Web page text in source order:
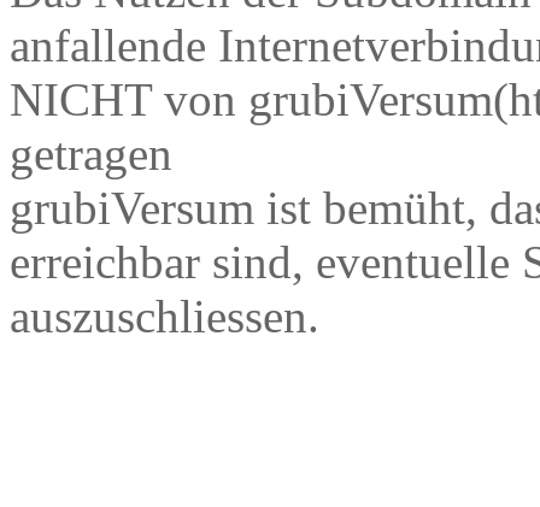
anfallende
NICHT von
getragen
grubiVersum ist bemüht,
erreichbar sind, eventuelle
auszuschliessen.